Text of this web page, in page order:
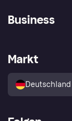
Klarna App
Shops entdecken
Käuferschutzrichtlinie
Business
Händlerportal
Markt
Deutschland